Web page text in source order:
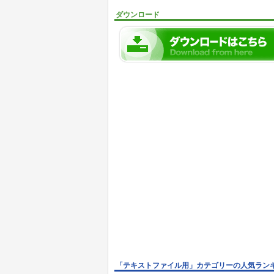
ダウンロード
「テキストファイル用」カテゴリーの人気ラン